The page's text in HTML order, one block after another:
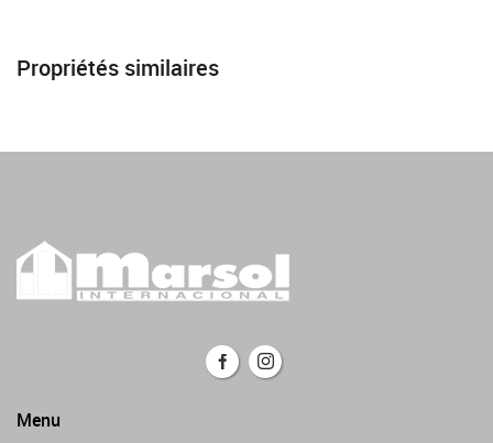
Propriétés similaires
Menu